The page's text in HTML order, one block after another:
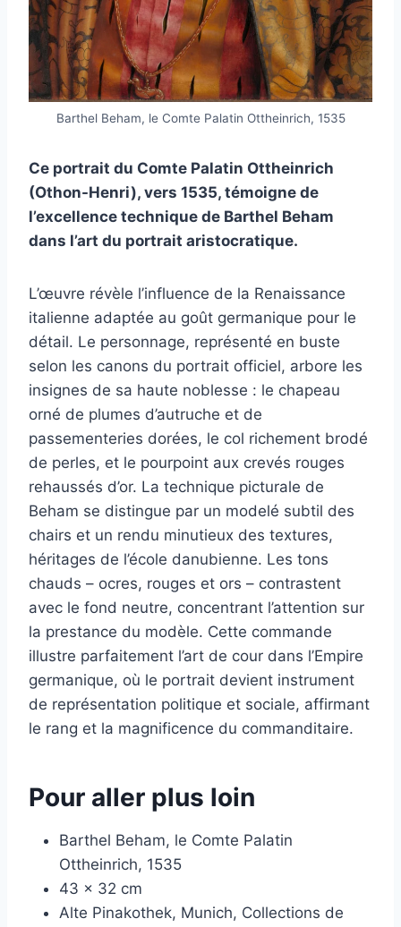
Barthel Beham, le Comte Palatin Ottheinrich, 1535
Ce portrait du Comte Palatin Ottheinrich
(Othon-Henri), vers 1535, témoigne de
l’excellence technique de Barthel Beham
dans l’art du portrait aristocratique.
L’œuvre révèle l’influence de la Renaissance
italienne adaptée au goût germanique pour le
détail. Le personnage, représenté en buste
selon les canons du portrait officiel, arbore les
insignes de sa haute noblesse : le chapeau
orné de plumes d’autruche et de
passementeries dorées, le col richement brodé
de perles, et le pourpoint aux crevés rouges
rehaussés d’or. La technique picturale de
Beham se distingue par un modelé subtil des
chairs et un rendu minutieux des textures,
héritages de l’école danubienne. Les tons
chauds – ocres, rouges et ors – contrastent
avec le fond neutre, concentrant l’attention sur
la prestance du modèle. Cette commande
illustre parfaitement l’art de cour dans l’Empire
germanique, où le portrait devient instrument
de représentation politique et sociale, affirmant
le rang et la magnificence du commanditaire.
Pour aller plus loin
Barthel Beham, le Comte Palatin
Ottheinrich, 1535
43 x 32 cm
Alte Pinakothek, Munich, Collections de